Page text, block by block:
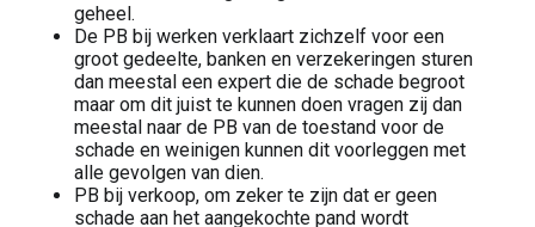
geheel.
De PB bij werken verklaart zichzelf voor een
groot gedeelte, banken en verzekeringen sturen
dan meestal een expert die de schade begroot
maar om dit juist te kunnen doen vragen zij dan
meestal naar de PB van de toestand voor de
schade en weinigen kunnen dit voorleggen met
alle gevolgen van dien.
PB bij verkoop, om zeker te zijn dat er geen
schade aan het aangekochte pand wordt